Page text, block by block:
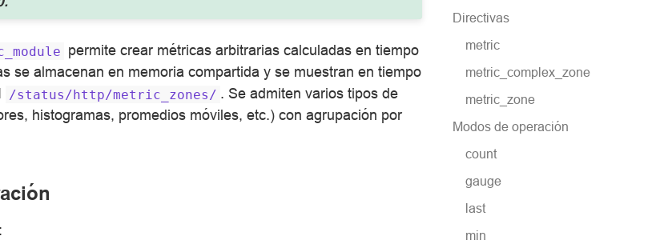
permite crear métricas arbitrarias calculadas en tiempo
se almacenan en memoria compartida y se muestran en tiempo
/status/http/metric_zones/ . Se admiten varios tipos de
histogramas, promedios móviles, etc.) con agrupación por
Directivas
metric
metric_complex_zone
metric_zone
Modos de operación
count
gauge
last
min